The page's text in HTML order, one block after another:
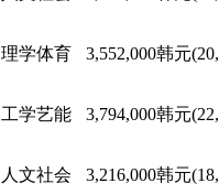
理学体育 3,552,000韩元
工学艺能 3,794,000韩元
人文社会 3,216,000韩元